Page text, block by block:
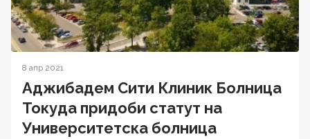
8 апр 2021
Аджибадем Сити Клиник Болница
Токуда придоби статут на
Университетска болница